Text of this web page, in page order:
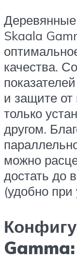
Skaala
качества.
и защите
только
другом.
можно
достать до
(удобно при
Gamma: